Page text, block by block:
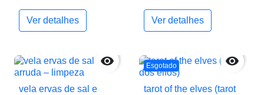
Ver detalhes Ver detalhes

vela ervas de sal e
Esgotado 
tarot of the elves (tarot